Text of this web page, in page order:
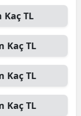
Kaç TL
Kaç TL
Kaç TL
Kaç TL